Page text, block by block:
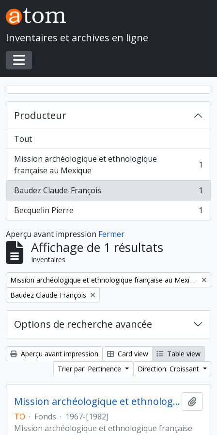
Skip to main content
Inventaires et archives en ligne
Toggle navigation
Producteur
Tout
Mission archéologique et ethnologique
française au Mexique
, 1 résultats 1
Baudez Claude-François
, 1 résultats
1
Becquelin Pierre
, 1 résultats 1
Aperçu avant impression Fermer
Affichage de 1 résultats
Inventaires
Remove filter:
Mission archéologique et ethnologique française au Mexique
Remove filter:
Baudez Claude-François
Options de recherche avancée
Aperçu avant impression Card view
Table view
Trier par: Pertinence
Direction: Croissant
Mission archéologique et ethnologique française au Mexique
TO · Fonds · 1967-[1982]
Mission archéologique et ethnologique française